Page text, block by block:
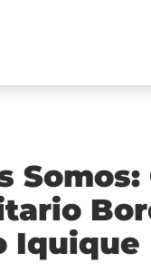
Somos:
Iquique